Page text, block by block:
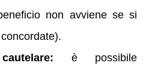
non avviene se si
è possibile